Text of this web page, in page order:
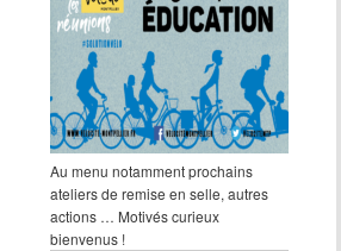
Au menu notamment prochains
ateliers de remise en selle, autres
actions … Motivés curieux
bienvenus !